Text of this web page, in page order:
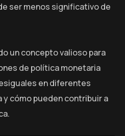
ser menos significativo de
un concepto valioso para
de política monetaria
en diferentes
cómo pueden contribuir a